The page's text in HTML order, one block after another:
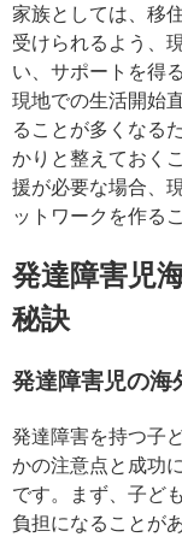
家族としては、移
受けられるよう、
い、サポートを得
現地での生活開始
ることが多くなる
かりと整えておく
援が必要な場合、
ットワークを作る
発達障害児
秘訣
発達障害児の海
発達障害を持つ子
かの注意点と成功
です。まず、子ど
負担になることが